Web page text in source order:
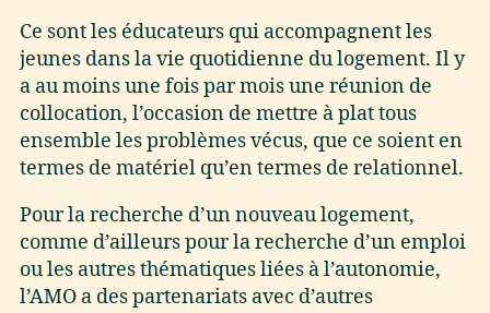
Ce sont les éducateurs qui accompagnent les
jeunes dans la vie quotidienne du logement. Il y
a au moins une fois par mois une réunion de
collocation, l’occasion de mettre à plat tous
ensemble les problèmes vécus, que ce soient en
termes de matériel qu’en termes de relationnel.
Pour la recherche d’un nouveau logement,
comme d’ailleurs pour la recherche d’un emploi
ou les autres thématiques liées à l’autonomie,
l’AMO a des partenariats avec d’autres